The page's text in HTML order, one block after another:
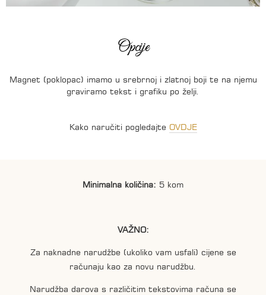
Opcije
Magnet (poklopac) imamo u srebrnoj i zlatnoj boji te na njemu
graviramo tekst i grafiku po želji.
Kako naručiti pogledajte OVDJE
Minimalna količina: 5 kom
VAŽNO:
Za naknadne narudžbe (ukoliko vam usfali) cijene se
računaju kao za novu narudžbu.
Narudžba darova s različitim tekstovima računa se